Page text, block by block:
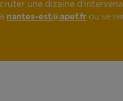
une dizaine
nantes-est@apef.fr ou se